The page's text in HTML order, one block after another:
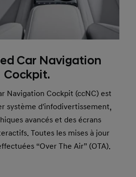
Car Navigation
Cockpit.
Navigation Cockpit (ccNC) est
système d'infodivertissement,
avancés et des écrans
Toutes les mises à jour
“Over The Air” (OTA).